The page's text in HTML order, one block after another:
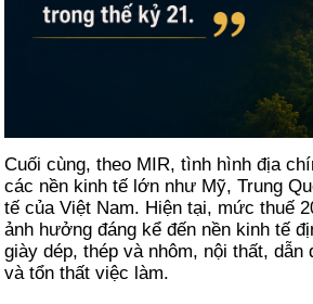
Cuối cùng, theo MIR, tình hình địa
các nền kinh tế lớn như Mỹ, Trung
tế của Việt Nam. Hiện tại, mức thuế
ảnh hưởng đáng kể đến nền kinh tế
giày dép, thép và nhôm, nội thất,
và tổn thất việc làm.